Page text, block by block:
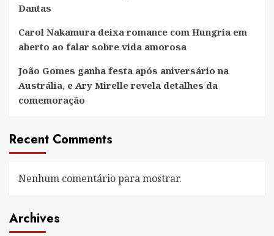
Dantas
Carol Nakamura deixa romance com Hungria em
aberto ao falar sobre vida amorosa
João Gomes ganha festa após aniversário na
Austrália, e Ary Mirelle revela detalhes da
comemoração
Recent Comments
Nenhum comentário para mostrar.
Archives